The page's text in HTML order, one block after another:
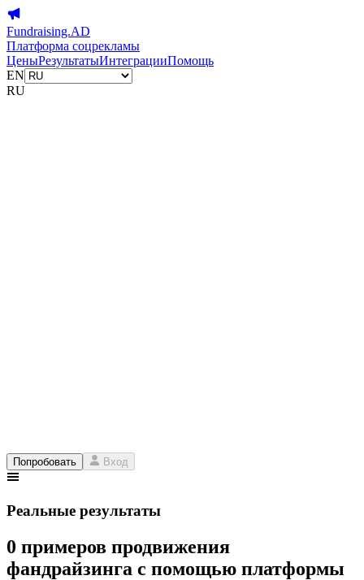
Fundraising.AD
Платформа соцрекламы
ЦеныРезультатыИнтеграцииПомощь
EN
RU
Попробовать Вход
Реальные результаты
0 примеров продвижения
фандрайзинга с помощью платформы